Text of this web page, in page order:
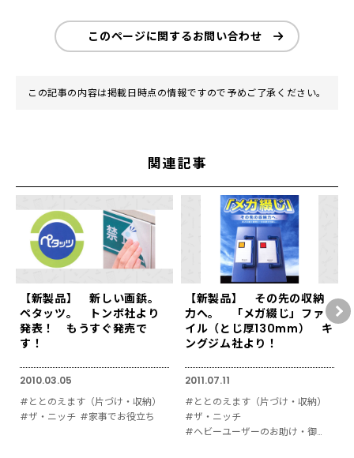
このページに関するお問い合わせ
この記事の内容は掲載日時点の情報ですので予めご了承ください。
関連記事
【新製品】 新しい画鋲。
ペタッツ。 トンボ社より
発表！ もうすぐ発売で
す！
2010.03.05
#ととのえます（片づけ・収納）
#ザ・ニッチ #家事でお役立ち
【新製品】 その先の収納
力へ。 「メガ綴じ」ファ
イル（とじ厚130mm） キ
ングジム社より！
2011.07.11
#ととのえます（片づけ・収納）
#ザ・ニッチ
#ヘビーユーザーのお助け・御用達